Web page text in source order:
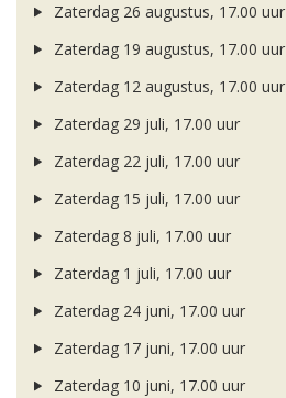
Zaterdag 26 augustus, 17.00 uur
Zaterdag 19 augustus, 17.00 uur
Zaterdag 12 augustus, 17.00 uur
Zaterdag 29 juli, 17.00 uur
Zaterdag 22 juli, 17.00 uur
Zaterdag 15 juli, 17.00 uur
Zaterdag 8 juli, 17.00 uur
Zaterdag 1 juli, 17.00 uur
Zaterdag 24 juni, 17.00 uur
Zaterdag 17 juni, 17.00 uur
Zaterdag 10 juni, 17.00 uur